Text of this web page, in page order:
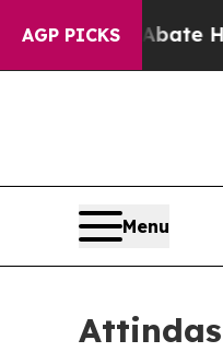
AGP PICKS
to Abate
Menu
Attindas